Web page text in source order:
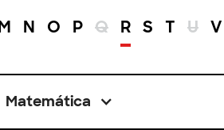
N O P Q R S T U V
Matemática